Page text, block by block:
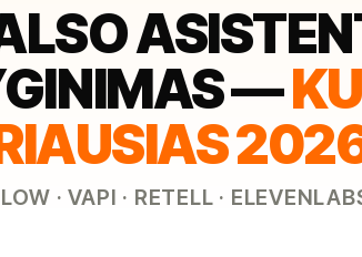
—
· VAPI · RETELL ·